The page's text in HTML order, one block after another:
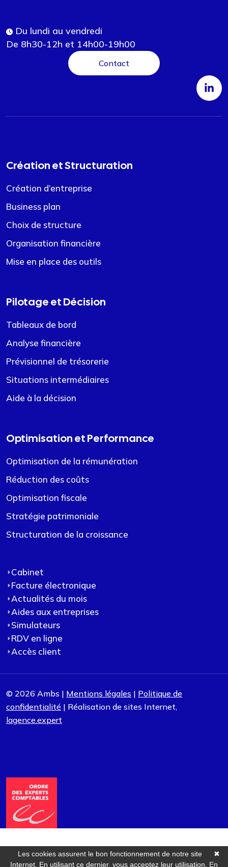
Du lundi au vendredi
De 8h30-12h et 14h00-19h00
Contact
Création et Structuration
Création d’entreprise
Business plan
Choix de structure
Organisation financière
Mise en place des outils
Pilotage et Décision
Tableaux de bord
Analyse financière
Prévisionnel de trésorerie
Situations intermédiaires
Aide à la décision
Optimisation et Performance
Optimisation de la rémunération
Réduction des coûts
Optimisation fiscale
Stratégie patrimoniale
Structuration de la croissance
Cabinet
Facture électronique
Actualités du mois
Aides aux entreprises
Simulateurs
RDV en ligne
Accès client
© 2026 Ambs | Mentions légales | Politique de
confidentialité | Réalisation de sites Internet,
lagence.expert
✖
Les cookies assurent le bon fonctionnement de notre site
Internet. En utilisant ce dernier, vous acceptez leur utilisation. En